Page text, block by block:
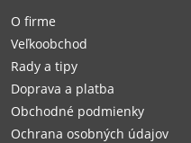
e
O firme
Veľkoobchod
Rady a tipy
Doprava a platba
Obchodné podmienky
Ochrana osobných údajov